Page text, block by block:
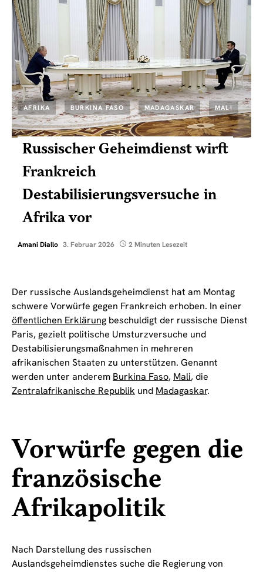
AFRIKA BURKINA FASO MADAGASKAR MALI
Russischer Geheimdienst wirft
Frankreich
Destabilisierungsversuche in
Afrika vor
Amani Diallo 3. Februar 2026 2 Minuten Lesezeit
Der russische Auslandsgeheimdienst hat am Montag
schwere Vorwürfe gegen Frankreich erhoben. In einer
öffentlichen Erklärung beschuldigt der russische Dienst
Paris, gezielt politische Umsturzversuche und
Destabilisierungsmaßnahmen in mehreren
afrikanischen Staaten zu unterstützen. Genannt
werden unter anderem Burkina Faso, Mali, die
Zentralafrikanische Republik und Madagaskar.
Vorwürfe gegen die
französische
Afrikapolitik
Nach Darstellung des russischen
Auslandsgeheimdienstes suche die Regierung von